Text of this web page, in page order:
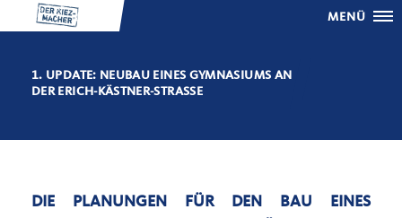
MENÜ
1. UPDATE: NEUBAU EINES GYMNASIUMS AN
DER ERICH-KÄSTNER-STRASSE
DIE PLANUNGEN FÜR DEN BAU EINES